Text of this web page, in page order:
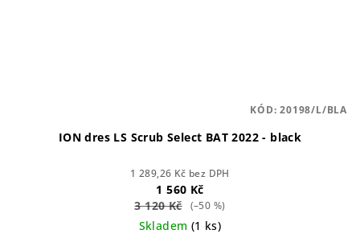
ION dres LS Scrub Select BAT 2022 - black
1 289,26 Kč bez DPH
1 560 Kč
3 120 Kč
(–50 %)
Skladem (1 ks)
KÓD:20198/L/BLA